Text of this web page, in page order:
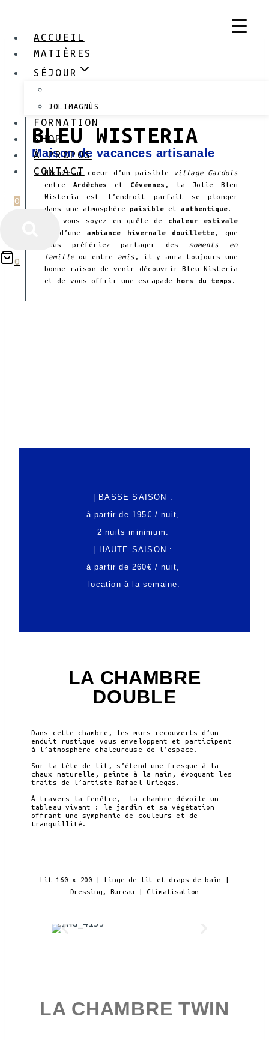
ACCUEIL
MATIÈRES
SÉJOUR
JOLIMAGNÙS
FORMATION
SHOP
À PROPOS
CONTACT
0
0
BLEU WISTERIA
Maison de vacances artisanale
Nichée au coeur d’un paisible
village Gardois
entre Ardèches et Cévennes , la Jolie Bleu
Wisteria est l’endroit parfait se plonger
dans une atmosphère paisibleetauthentique.
Que vous soyez en quête de chaleur estivale
ou d’une ambiance hivernale douillette , que
vous préfériez partager des moments en
familleou entre amis , il y aura toujours une
bonne raison de venir découvrir Bleu Wisteria
et de vous offrir une escapade hors du temps .
| BASSE SAISON :
à partir de 195€ / nuit,
2 nuits minimum.
| HAUTE SAISON :
à partir de 260€ / nuit,
location à la semaine.
LA CHAMBRE
DOUBLE
Dans cette chambre, les murs recouverts d’un
enduit rustique vous enveloppent et participent
à l’atmosphère chaleureuse de l’espace.
Sur la tête de lit, s’étend une fresque à la
chaux naturelle, peinte à la main, évoquant les
traits de l’artiste Rafael Uriegas.
À travers la fenêtre, la chambre dévoile un
tableau vivant : le jardin et sa végétation
offrant une symphonie de couleurs et de
tranquillité.
Lit 160 x 200 | Linge de lit et draps de bain |
Dressing, Bureau | Climatisation
LA CHAMBRE TWIN